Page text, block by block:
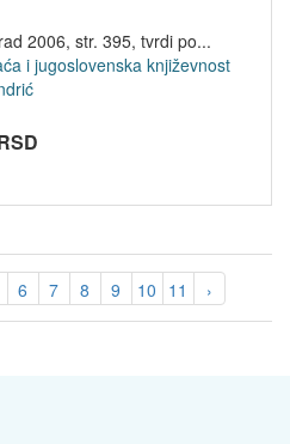
2006, str. 395, tvrdi po...
i jugoslovenska književnost
6 7 8 9 10 11 ›